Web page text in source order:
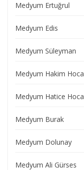
Medyum Ertuğrul
Medyum Edis
Medyum Süleyman
Medyum Hakim Hoca
Medyum Hatice Hoca
Medyum Burak
Medyum Dolunay
Medyum Ali Gürses